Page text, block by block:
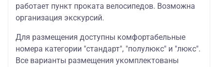
работает пункт проката велосипедов. Возможна
организация экскурсий.
Для размещения доступны комфортабельные
номера категории "стандарт", "полулюкс" и "люкс".
Все варианты размещения укомплектованы